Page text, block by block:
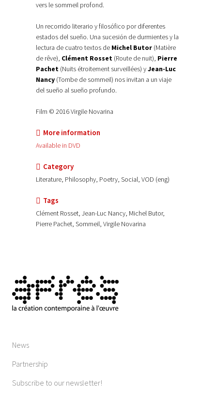
vers le sommeil profond.
Un recorrido literario y filosófico por diferentes
estados del sueño. Una sucesión de durmientes y la
lectura de cuatro textos de Michel Butor (Matière
de rêve), Clément Rosset (Route de nuit), Pierre
Pachet (Nuits étroitement surveillées) yJean-Luc
Nancy (Tombe de sommeil) nos invitan a un viaje
del sueño al sueño profundo.
Film © 2016 Virgile Novarina
More information
Available in DVD
Category
Literature, Philosophy, Poetry, Social, VOD (eng)
Tags
Clément Rosset, Jean-Luc Nancy, Michel Butor,
Pierre Pachet, Sommeil, Virgile Novarina
News
Partnership
Subscribe to our newsletter!